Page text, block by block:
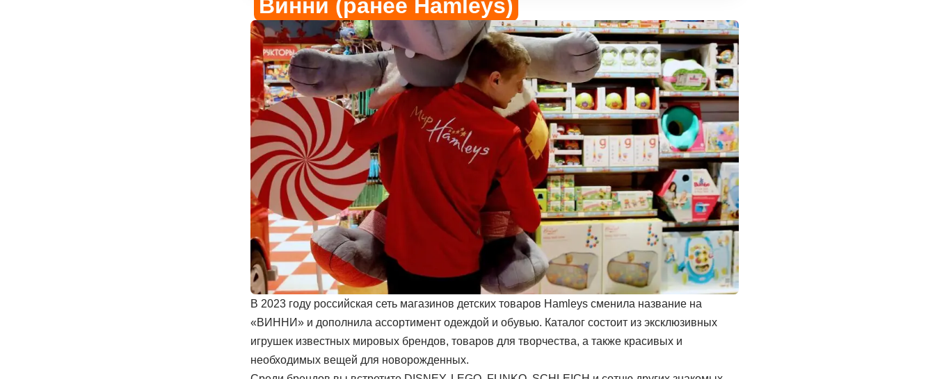
Винни (ранее Hamleys)
В 2023 году российская сеть магазинов детских товаров Hamleys сменила название на
«‎ВИННИ» и дополнила ассортимент одеждой и обувью. Каталог состоит из эксклюзивных
игрушек известных мировых брендов, товаров для творчества, а также красивых и
необходимых вещей для новорожденных.